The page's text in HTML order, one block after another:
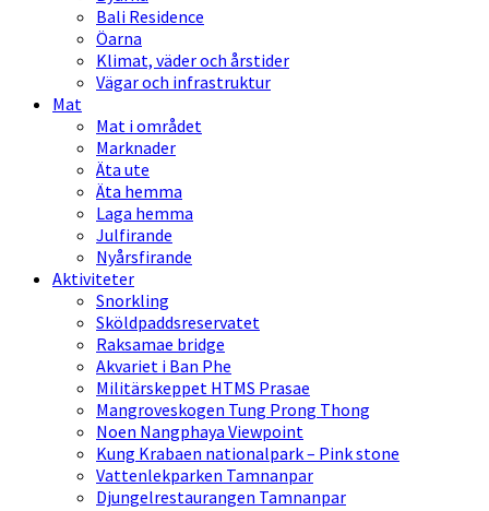
Bali Residence
Öarna
Klimat, väder och årstider
Vägar och infrastruktur
Mat
Mat i området
Marknader
Äta ute
Äta hemma
Laga hemma
Julfirande
Nyårsfirande
Aktiviteter
Snorkling
Sköldpaddsreservatet
Raksamae bridge
Akvariet i Ban Phe
Militärskeppet HTMS Prasae
Mangroveskogen Tung Prong Thong
Noen Nangphaya Viewpoint
Kung Krabaen nationalpark – Pink stone
Vattenlekparken Tamnanpar
Djungelrestaurangen Tamnanpar